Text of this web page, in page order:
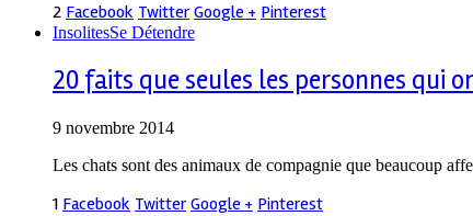
2 Facebook Twitter Google + Pinterest
InsolitesSe Détendre
20 faits que seules les personnes qui
9 novembre 2014
Les chats sont des animaux de compagnie que beaucoup
1 Facebook Twitter Google + Pinterest